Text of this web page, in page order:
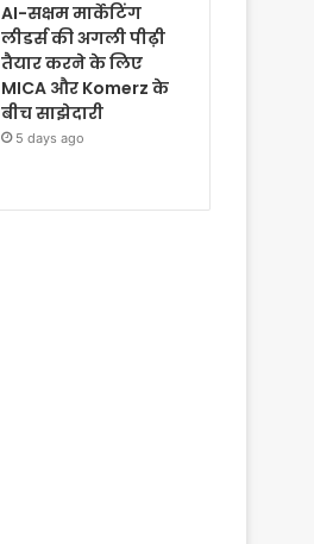
AI-सक्षम मार्केटिंग
लीडर्स की अगली पीढ़ी
तैयार करने के लिए
MICA और Komerz के
बीच साझेदारी
5 days ago